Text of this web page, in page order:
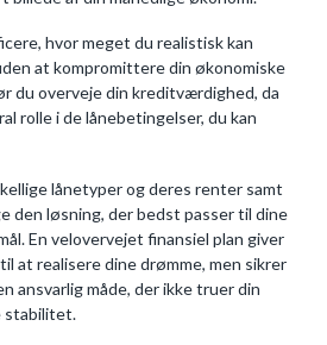
hvor meget du realistisk kan
at kompromittere din økonomiske
du overveje din kreditværdighed, da
rolle i de lånebetingelser, du kan
lånetyper og deres renter samt
den løsning, der bedst passer til dine
En velovervejet finansiel plan giver
at realisere dine drømme, men sikrer
ansvarlig måde, der ikke truer din
stabilitet.